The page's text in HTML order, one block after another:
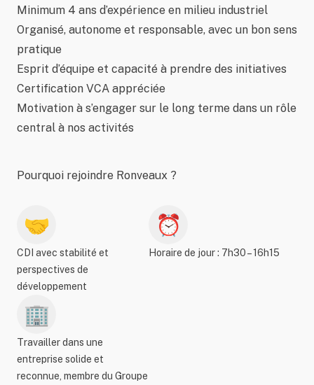
Minimum 4 ans d’expérience en milieu industriel
Organisé, autonome et responsable, avec un bon sens
pratique
Esprit d’équipe et capacité à prendre des initiatives
Certification VCA appréciée
Motivation à s’engager sur le long terme dans un rôle
central à nos activités
Pourquoi rejoindre Ronveaux ?
🤝
CDI avec stabilité et
perspectives de
développement
⏰
Horaire de jour : 7h30 – 16h15
🏢
Travailler dans une
entreprise solide et
reconnue, membre du Groupe